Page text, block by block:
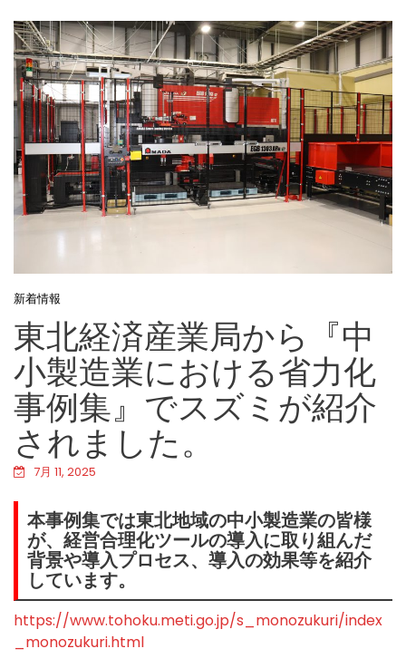
新着情報
東北経済産業局から『中
小製造業における省力化
事例集』でスズミが紹介
されました。
7月 11, 2025
本事例集では東北地域の中小製造業の皆様
が、経営合理化ツールの導入に取り組んだ
背景や導入プロセス、導入の効果等を紹介
しています。
https://www.tohoku.meti.go.jp/s_monozukuri/index
_monozukuri.html